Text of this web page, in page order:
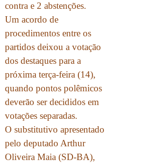
contra e 2 abstenções.
Um acordo de
procedimentos entre os
partidos deixou a votação
dos destaques para a
próxima terça-feira (14),
quando pontos polêmicos
deverão ser decididos em
votações separadas.
O substitutivo apresentado
pelo deputado Arthur
Oliveira Maia (SD-BA),